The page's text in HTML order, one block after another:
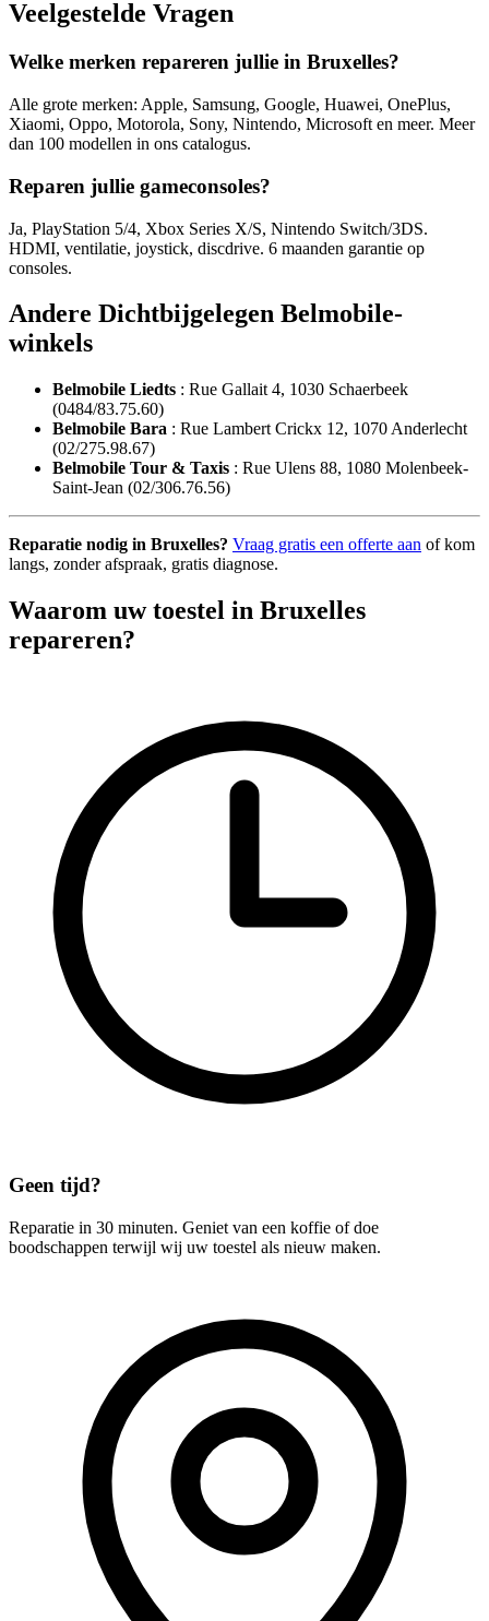
Veelgestelde Vragen
Welke merken repareren jullie in Bruxelles?
Alle grote merken: Apple, Samsung, Google, Huawei, OnePlus,
Xiaomi, Oppo, Motorola, Sony, Nintendo, Microsoft en meer. Meer
dan 100 modellen in ons catalogus.
Reparen jullie gameconsoles?
Ja, PlayStation 5/4, Xbox Series X/S, Nintendo Switch/3DS.
HDMI, ventilatie, joystick, discdrive. 6 maanden garantie op
consoles.
Andere Dichtbijgelegen Belmobile-
winkels
Belmobile Liedts : Rue Gallait 4, 1030 Schaerbeek
(0484/83.75.60)
Belmobile Bara : Rue Lambert Crickx 12, 1070 Anderlecht
(02/275.98.67)
Belmobile Tour & Taxis : Rue Ulens 88, 1080 Molenbeek-
Saint-Jean (02/306.76.56)
Reparatie nodig in Bruxelles? Vraag gratis een offerte aan of kom
langs, zonder afspraak, gratis diagnose.
Waarom uw toestel in Bruxelles
repareren?
Geen tijd?
Reparatie in 30 minuten. Geniet van een koffie of doe
boodschappen terwijl wij uw toestel als nieuw maken.